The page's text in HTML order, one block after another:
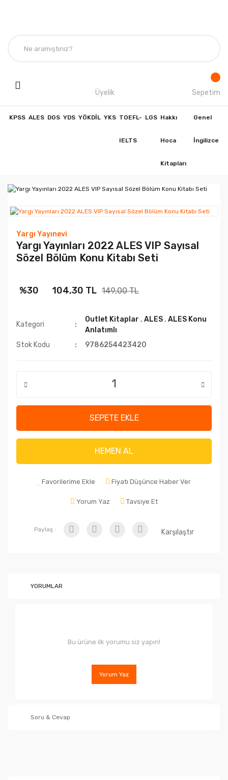
Üyelik Sepetim
KPSS ALES DGS YDS YÖKDİL YKS TOEFL-
IELTS
LGS Hakkı
Hoca
Kitapları
Genel
İngilizce
Yargı Yayınevi
​Yargı Yayınları 2022 ALES VIP Sayısal
Sözel Bölüm Konu Kitabı Seti
%30 104,30 TL 149,00 TL
Kategori
Outlet Kitaplar ,ALES,ALES Konu
Anlatımlı
Stok Kodu
9786254423420
SEPETE EKLE
HEMEN AL
Favorilerime Ekle Fiyatı Düşünce Haber Ver
Yorum Yaz Tavsiye Et
Paylaş : Karşılaştır
YORUMLAR
Bu ürüne ilk yorumu siz yapın!
Yorum Yaz
Soru & Cevap